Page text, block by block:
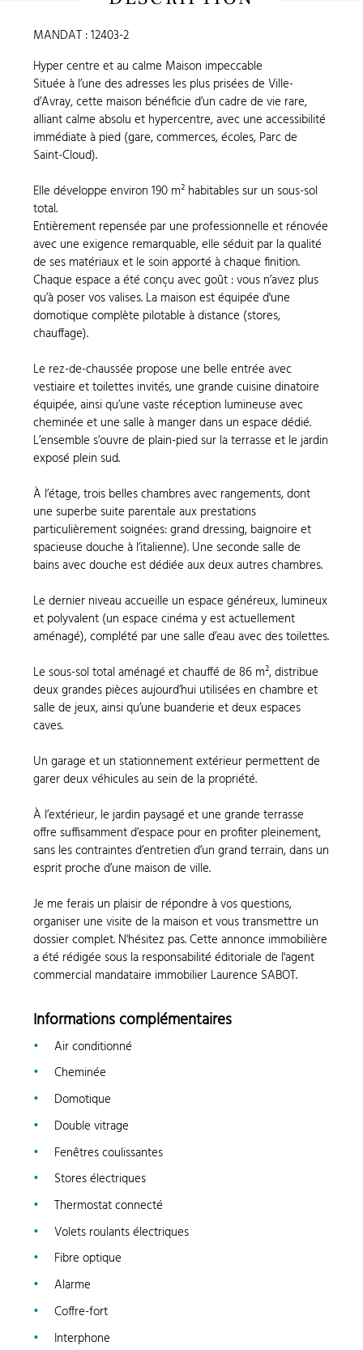
MANDAT : 12403-2
Hyper centre et au calme Maison impeccable
Située à l’une des adresses les plus prisées de Ville-
d’Avray, cette maison bénéficie d’un cadre de vie rare,
alliant calme absolu et hypercentre, avec une accessibilité
immédiate à pied (gare, commerces, écoles, Parc de
Saint-Cloud).
Elle développe environ 190 m² habitables sur un sous-sol
total.
Entièrement repensée par une professionnelle et rénovée
avec une exigence remarquable, elle séduit par la qualité
de ses matériaux et le soin apporté à chaque finition.
Chaque espace a été conçu avec goût : vous n’avez plus
qu’à poser vos valises. La maison est équipée d'une
domotique complète pilotable à distance (stores,
chauffage).
Le rez-de-chaussée propose une belle entrée avec
vestiaire et toilettes invités, une grande cuisine dinatoire
équipée, ainsi qu’une vaste réception lumineuse avec
cheminée et une salle à manger dans un espace dédié.
L’ensemble s’ouvre de plain-pied sur la terrasse et le jardin
exposé plein sud.
À l’étage, trois belles chambres avec rangements, dont
une superbe suite parentale aux prestations
particulièrement soignées: grand dressing, baignoire et
spacieuse douche à l’italienne). Une seconde salle de
bains avec douche est dédiée aux deux autres chambres.
Le dernier niveau accueille un espace généreux, lumineux
et polyvalent (un espace cinéma y est actuellement
aménagé), complété par une salle d’eau avec des toilettes.
Le sous-sol total aménagé et chauffé de 86 m², distribue
deux grandes pièces aujourd’hui utilisées en chambre et
salle de jeux, ainsi qu’une buanderie et deux espaces
caves.
Un garage et un stationnement extérieur permettent de
garer deux véhicules au sein de la propriété.
À l’extérieur, le jardin paysagé et une grande terrasse
offre suffisamment d’espace pour en profiter pleinement,
sans les contraintes d’entretien d’un grand terrain, dans un
esprit proche d’une maison de ville.
Je me ferais un plaisir de répondre à vos questions,
organiser une visite de la maison et vous transmettre un
dossier complet. N'hésitez pas. Cette annonce immobilière
a été rédigée sous la responsabilité éditoriale de l'agent
commercial mandataire immobilier Laurence SABOT.
Informations complémentaires
Air conditionné
Cheminée
Domotique
Double vitrage
Fenêtres coulissantes
Stores électriques
Thermostat connecté
Volets roulants électriques
Fibre optique
Alarme
Coffre-fort
Interphone